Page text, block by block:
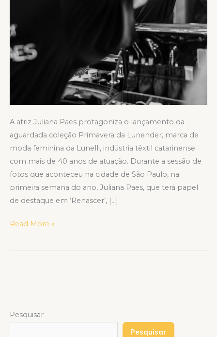
A atriz Juliana Paes protagoniza o lançamento da
aguardada coleção Primavera da Lunender, marca de
moda feminina da Lunelli, indústria têxtil catarinense
com mais de 40 anos de atuação. Durante a sessão de
fotos que aconteceu na cidade de São Paulo, na
primeira semana do ano, Juliana Paes, que terá papel
de destaque em ‘Renascer’, […]
Read More »
Pesquisar
Pesquisar